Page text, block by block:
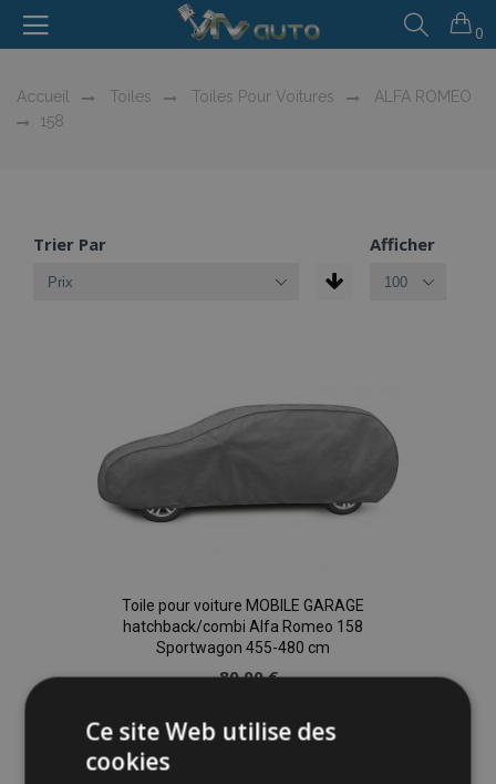
0
Accueil Toiles Toiles Pour Voitures
ALFA ROMEO
158
Trier Par Afficher
Toile pour voiture MOBILE GARAGE
hatchback/combi Alfa Romeo 158
Sportwagon 455-480 cm
80,00 €
Ajouter Au Panier
Ce site Web utilise des
cookies